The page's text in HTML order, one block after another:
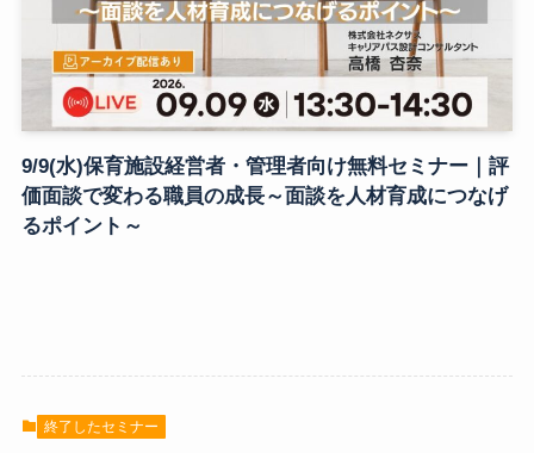
9/9(水)保育施設経営者・管理者向け無料セミナー｜評
価面談で変わる職員の成長～面談を人材育成につなげ
るポイント～
終了したセミナー